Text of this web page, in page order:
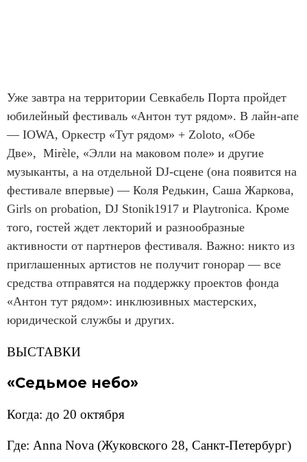
Уже завтра на территории Севкабель Порта пройдет
юбилейный фестиваль «Антон тут рядом». В лайн-апе
— IOWA, Оркестр «Тут рядом» + Zoloto, «Обе
Две», Mirèle, «Элли на маковом поле» и другие
музыканты, а на отдельной DJ-сцене (она появится на
фестивале впервые) — Коля Редькин, Саша Жаркова,
Girls on probation, DJ Stonik1917 и Playtronica. Кроме
того, гостей ждет лекторий и разнообразные
активности от партнеров фестиваля. Важно: никто из
приглашенных артистов не получит гонорар — все
средства отправятся на поддержку проектов фонда
«Антон тут рядом»: инклюзивных мастерских,
юридической службы и других.
ВЫСТАВКИ
«Седьмое небо»
Когда: до 20 октября
Где: Anna Nova (Жуковского 28, Санкт-Петербург)